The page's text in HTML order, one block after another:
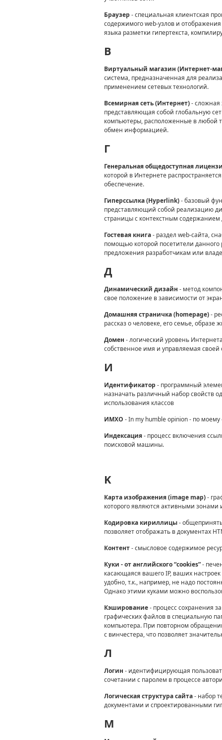
Браузер - специальная клиентская
содержимого web-узлов и
языка разметки гипертекста,
В
Виртуальный магазин (Интернет-
система, предназначенная для
применением сетевых технологий.
Всемирная сеть (Интернет)- сложная
представляющая собой глобальную
компьютеры, расположенные в любой
обмен информацией.
Г
Генеральная общедоступная
которой в Интернете
обеспечение.
Гиперссылка (Hyperlink)- базовый
представляющий собой реализацию
страницы с контекстным
Гостевая книга- раздел web-сайта,
помощью которой посетители данного
предложения разработчикам или
Д
Динамический дизайн - метод
свое положение в зависимости от
Домашняя страничка (homepage)-
рассказ о человеке, его семье, образе
Домен - логический уровень
собственное имя и управляемая своей
И
Идентификатор - программный
назначать различный набор свойств
использования классов
ИМХО - In my humble opinion - по
Индексация- процесс включения
поисковой машины.
K
Карта изображения (image map)-
которого являются активными
Кодировка кириллицы-
позволяет отображать в документах
Контент- смысловое содержимое
Куки - от английского “cookies”-
касающаяся вашего IP, ваших
удобно, т.к., например, не надо
Однако этими куками можно
Кэширование- процесс сохранения
графических файлов в специальную
компьютера. При повторном
с винчестера, что позволяет
Л
Логин - идентифицирующая
сочетании с паролем в процессе
Логическая структура сайта- набор
документами и спроектированными
M